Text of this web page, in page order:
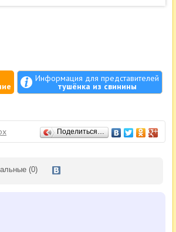
Информация для представителей
тушёнка из свинины
Поделиться…
(0)